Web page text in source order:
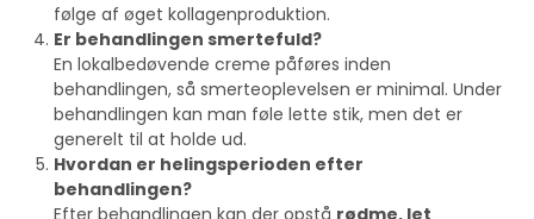
følge af øget kollagenproduktion.
Er behandlingen smertefuld?
En lokalbedøvende creme påføres inden
behandlingen, så smerteoplevelsen er minimal. Under
behandlingen kan man føle lette stik, men det er
generelt til at holde ud.
Hvordan er helingsperioden efter
behandlingen?
Efter behandlingen kan der opstå rødme, let